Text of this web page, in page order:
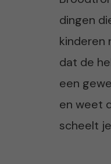
dingen
kinderen
dat de
een
en weet
scheelt